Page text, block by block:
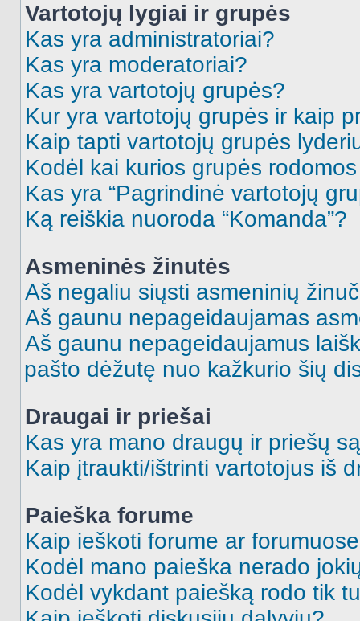
Vartotojų lygiai ir grupės
Kas yra administratoriai?
Kas yra moderatoriai?
Kas yra vartotojų grupės?
Kur yra vartotojų grupės ir kaip
Kaip tapti vartotojų grupės
Kodėl kai kurios grupės
Kas yra “Pagrindinė vartotojų
Ką reiškia nuoroda “Komanda”?
Asmeninės žinutės
Aš negaliu siųsti asmeninių
Aš gaunu nepageidaujamas
Aš gaunu nepageidaujamus
pašto dėžutę nuo kažkurio šių
Draugai ir priešai
Kas yra mano draugų ir priešų
Kaip įtraukti/ištrinti vartotojus iš
Paieška forume
Kaip ieškoti forume ar
Kodėl mano paieška nerado
Kodėl vykdant paiešką rodo tik